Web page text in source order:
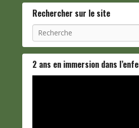
Rechercher sur le site
Recherche
2 ans en immersion dans